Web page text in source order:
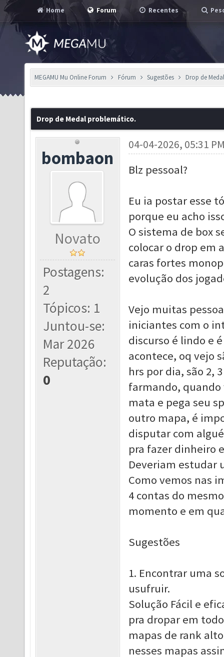
Home Forum Recentes
MEGAMU Mu Online Forum Fórum Sugestões Drop de
Drop de Medal problemático.
bombaon
Novato
Postagens:
2
Tópicos: 1
Juntou-se:
Mar 2026
Reputação:
0
04-04-2026, 05:31
Blz pessoal?
Eu ia postar esse
porque eu acho
O sistema de box
colocar o drop em
caras fortes
evolução dos
Vejo muitas
iniciantes com o
discurso é lindo e
acontece, oq vejo
hrs por dia, são 2,
farmando,
mata e pega seu
outro mapa, é
disputar com
pra fazer dinheiro
Deveriam estudar
Como vemos nas
4 contas do
momento e em
Sugestões
1. Encontrar uma
usufruir.
Solução Fácil e
pra dropar em
mapas de rank
nesses mapas